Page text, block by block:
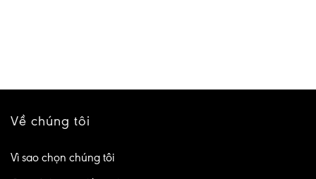
Về chúng tôi
Vì sao chọn chúng tôi